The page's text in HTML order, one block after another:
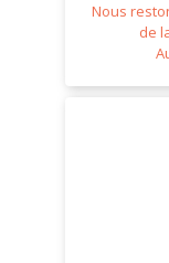
Nous
de